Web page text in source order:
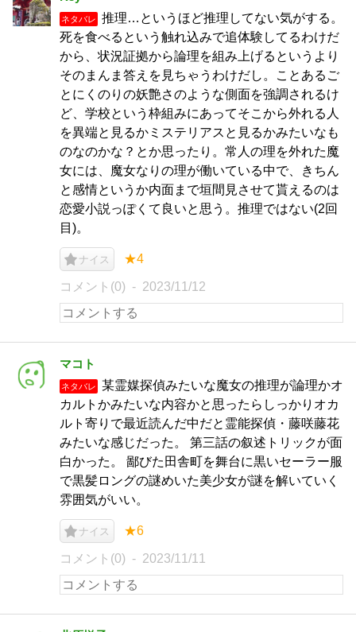
ネタバレ
推理…というほど推理してない気がする。
死を食べるという触れ込みで追体験してるわけだ
から、状況証拠から論理を組み上げるというより
そのまんま答えを見ちゃうわけだし。ことあるご
とにくのりの妖艶さのような側面を強調されるけ
ど、学校という枠組みにあってそこから外れる人
を異端と見るかミステリアスと見るかみたいなも
のなのかな？とか思ったり。常人の理を外れた魔
女には、魔女なりの理が働いている中で、きちん
と感情というか内面まで垣間見させて貰えるのは
恋愛小説っぽくて良いと思う。推理ではない(2回
目)。
ナイス ★4
コメント(0) 2023/11/12
マコト
ネタバレ
某霊媒探偵みたいな魔女の推理が論理かオ
カルトかみたいな内容かと思ったらしっかりオカ
ルト寄りで最近読んだ中だと霊能探偵・藤咲藤花
みたいな感じだった。 第三話の叙述トリックが面
白かった。 鄙びた田舎町を舞台に黒いセーラー服
で黒髪ロングの謎めいた美少女が謎を解いていく
雰囲気がいい。
ナイス ★6
コメント(0) 2023/11/11